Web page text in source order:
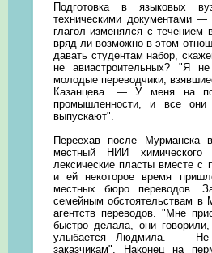
Подготовка в языковых
техническими документами —
глагол изменялся с
вряд ли возможно в этом
давать студентам набор,
не авиастроительных? "Я
молодые переводчики,
Казанцева. — У меня на
промышленности, и все они
выпускают".
Переехав после Мурманска
местный НИИ химического
лексические пласты вместе
и ей некоторое время
местных бюро переводов.
семейным обстоятельствам в
агентств переводов. "Мне
быстро делала, они
улыбается Людмила. — Не
заказчикам". Наконец на